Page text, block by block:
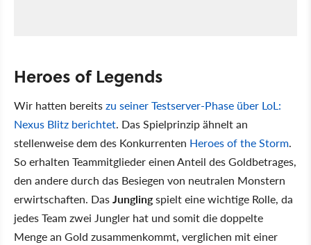
Heroes of Legends
Wir hatten bereitszu seiner Testserver-Phase über LoL:
Nexus Blitz berichtet. Das Spielprinzip ähnelt an
stellenweise dem des Konkurrenten Heroes of the Storm.
So erhalten Teammitglieder einen Anteil des Goldbetrages,
den andere durch das Besiegen von neutralen Monstern
erwirtschaften. DasJunglingspielt eine wichtige Rolle, da
jedes Team zwei Jungler hat und somit die doppelte
Menge an Gold zusammenkommt, verglichen mit einer